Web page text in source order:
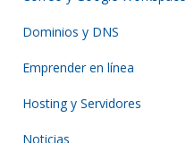
Dominios y DNS
Emprender en línea
Hosting y Servidores
Noticias